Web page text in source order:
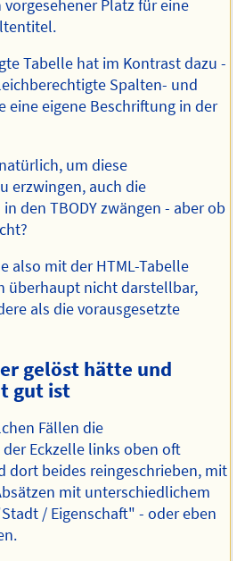
Platz für eine
Tabelle hat im Kontrast dazu -
Spalten- und
eine eigene Beschriftung in der
um diese
erzwingen, auch die
den TBODY zwängen - aber ob
also mit der HTML-Tabelle
überhaupt nicht darstellbar,
als die vorausgesetzte
gelöst hätte und
gut ist
Fällen die
Eckzelle links oben oft
dort beides reingeschrieben, mit
mit unterschiedlichem
/ Eigenschaft" - oder eben